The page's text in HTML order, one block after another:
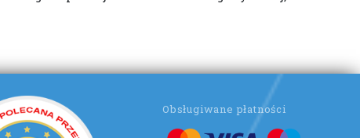
Obsługiwane płatności